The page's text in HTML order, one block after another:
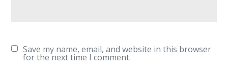
Save my name, email, and website in this browser
for the next time I comment.